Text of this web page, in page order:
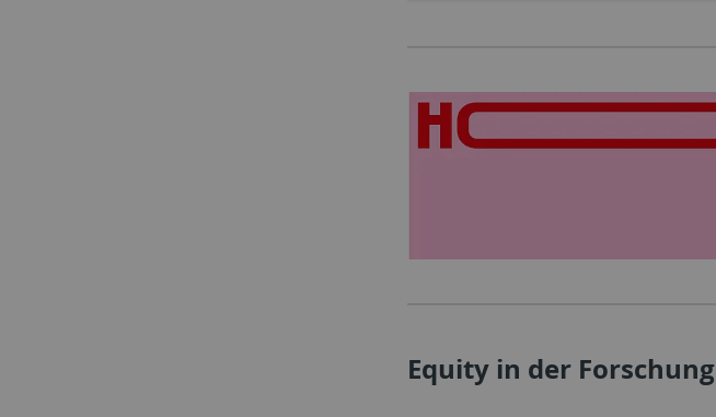
Equity in der Forschung